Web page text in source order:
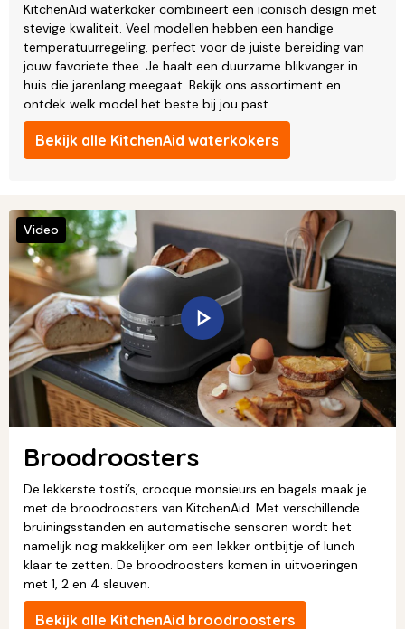
KitchenAid waterkoker combineert een iconisch design met
stevige kwaliteit. Veel modellen hebben een handige
temperatuurregeling, perfect voor de juiste bereiding van
jouw favoriete thee. Je haalt een duurzame blikvanger in
huis die jarenlang meegaat. Bekijk ons assortiment en
ontdek welk model het beste bij jou past.
Bekijk alle KitchenAid waterkokers
Broodroosters
De lekkerste tosti’s, crocque monsieurs en bagels maak je
met de broodroosters van KitchenAid. Met verschillende
bruiningsstanden en automatische sensoren wordt het
namelijk nog makkelijker om een lekker ontbijtje of lunch
klaar te zetten. De broodroosters komen in uitvoeringen
met 1, 2 en 4 sleuven.
Bekijk alle KitchenAid broodroosters
Video